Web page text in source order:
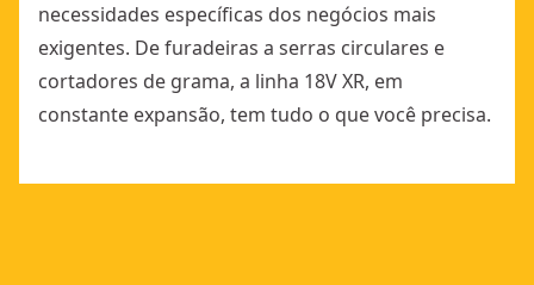
necessidades específicas dos negócios mais
exigentes. De furadeiras a serras circulares e
cortadores de grama, a linha 18V XR, em
constante expansão, tem tudo o que você precisa.